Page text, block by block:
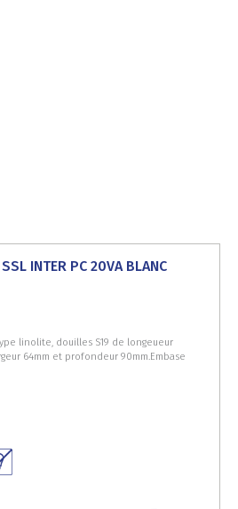
INTER PC 20VA BLANC
linolite, douilles S19 de longeueur
64mm et profondeur 90mm.Embase